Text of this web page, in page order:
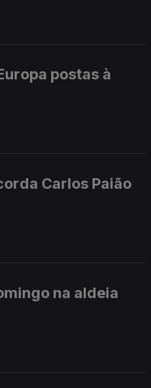
postas à
Carlos Paião
na aldeia